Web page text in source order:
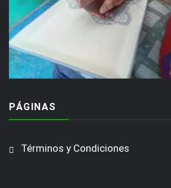
PÁGINAS
Términos y Condiciones